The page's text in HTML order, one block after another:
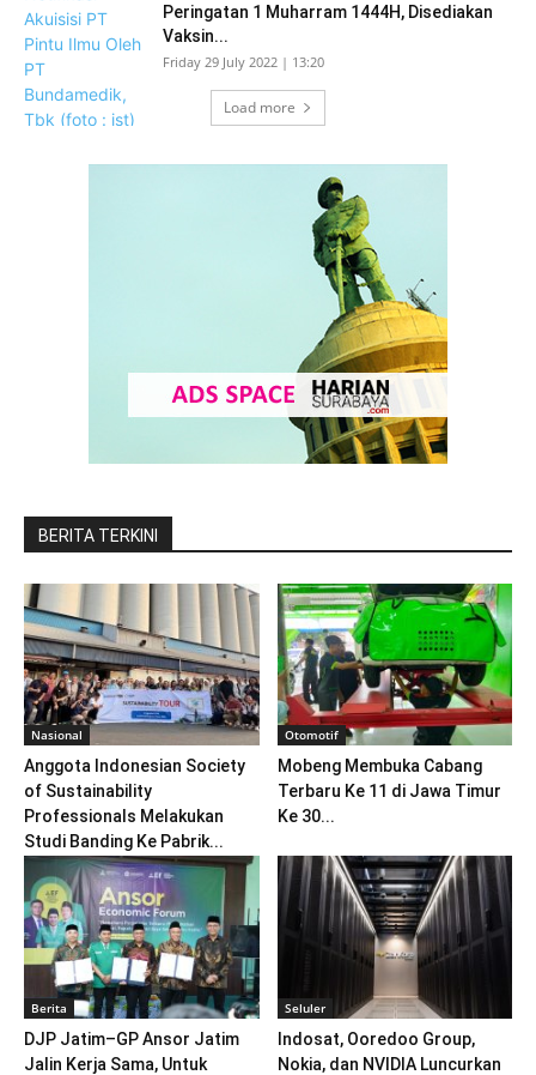
Peringatan 1 Muharram 1444H, Disediakan
Vaksin...
Friday 29 July 2022 | 13:20
Load more
BERITA TERKINI
Nasional
Anggota Indonesian Society
of Sustainability
Professionals Melakukan
Studi Banding Ke Pabrik...
Otomotif
Mobeng Membuka Cabang
Terbaru Ke 11 di Jawa Timur
Ke 30...
Berita
DJP Jatim–GP Ansor Jatim
Jalin Kerja Sama, Untuk
Seluler
Indosat, Ooredoo Group,
Nokia, dan NVIDIA Luncurkan